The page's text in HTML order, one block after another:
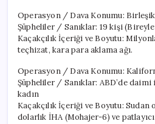
Operasyon / Dava Konumu:
Şüpheliler / Sanıklar: 19 kişi
Kaçakçılık İçeriği ve Boyutu:
teçhizat, kara para aklama ağı.
Operasyon / Dava Konumu:
Şüpheliler / Sanıklar: ABD’de
kadın
Kaçakçılık İçeriği ve Boyutu:
dolarlık İHA (Mohajer-6) ve